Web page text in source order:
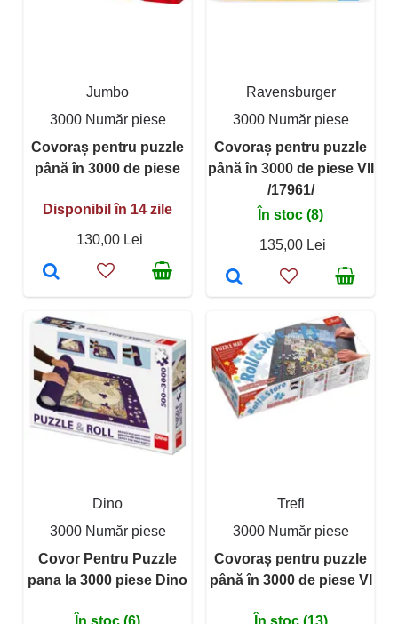
Jumbo
3000 Număr piese
Covoraș pentru puzzle
până în 3000 de piese
Disponibil în 14 zile
130,00 Lei
Ravensburger
3000 Număr piese
Covoraș pentru puzzle
până în 3000 de piese VII
/17961/
În stoc (8)
135,00 Lei
Dino
3000 Număr piese
Covor Pentru Puzzle
pana la 3000 piese Dino
În stoc (6)
Trefl
3000 Număr piese
Covoraș pentru puzzle
până în 3000 de piese VI
În stoc (13)